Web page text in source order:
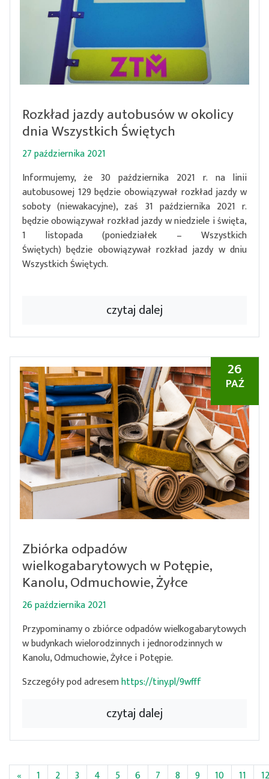
Rozkład jazdy autobusów w okolicy
dnia Wszystkich Świętych
27 października 2021
Informujemy, że 30 października 2021 r. na linii
autobusowej 129 będzie obowiązywał rozkład jazdy w
soboty (niewakacyjne), zaś 31 października 2021 r.
będzie obowiązywał rozkład jazdy w niedziele i święta,
1 listopada (poniedziałek – Wszystkich
Świętych) będzie obowiązywał rozkład jazdy w dniu
Wszystkich Świętych.
czytaj dalej
26
PAŹ
Zbiórka odpadów
wielkogabarytowych w Potępie,
Kanolu, Odmuchowie, Żyłce
26 października 2021
Przypominamy o zbiórce odpadów wielkogabarytowych
w budynkach wielorodzinnych i jednorodzinnych w
Kanolu, Odmuchowie, Żyłce i Potępie.
Szczegóły pod adresemhttps://tiny.pl/9wfff
czytaj dalej